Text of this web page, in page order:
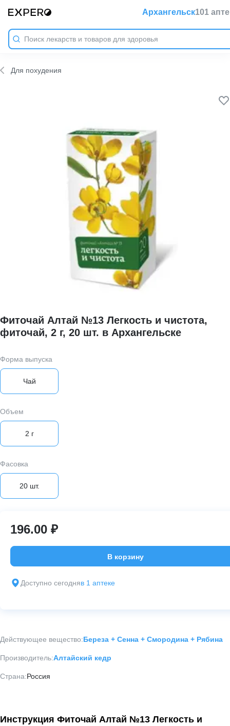
Архангельск101
Для похудения
Фиточай Алтай №13 Легкость и чистота,
фиточай, 2 г, 20 шт. в Архангельске
Форма выпуска
Чай
Объем
2 г
Фасовка
20 шт.
196.00 ₽
В корзину
Доступно сегодняв 1 аптеке
Действующее вещество:Береза + Сенна + Смородина + Рябина
Производитель:Алтайский кедр
Страна:Россия
Инструкция Фиточай Алтай №13 Легкость и